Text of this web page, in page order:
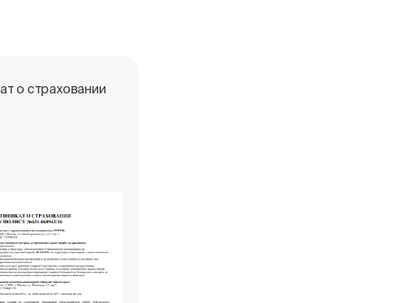
о страховании